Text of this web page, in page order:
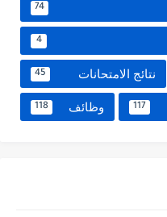
74
4
نتائج الامتحانات 45
117 وظائف 118